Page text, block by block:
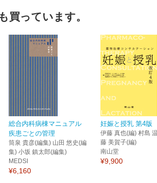
買っています。
総合内科病棟マニュアル
疾患ごとの管理
筒泉 貴彦(編集) 山田 悠史(編
集) 小坂 鎮太郎(編集)
MEDSI
¥6,160
妊娠と授乳 第4版
伊藤 真也(編) 村島
藤 美賀子(編)
南山堂
¥9,900